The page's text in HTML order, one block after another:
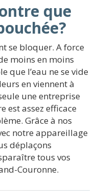
que
se bloquer. A force
moins en moins
que l’eau ne se vide
en viennent à
une entreprise
est assez efficace
Grâce à nos
notre appareillage
déplaçons
tous vos
Couronne.